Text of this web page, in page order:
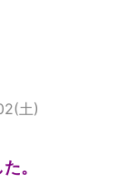
土)
。